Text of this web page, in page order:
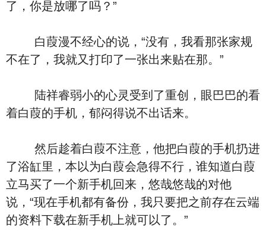
了，你是放哪了吗？”
白葭漫不经心的说，“没有，我看那张家规
不在了，我就又打印了一张出来贴在那。”
陆祥睿弱小的心灵受到了重创，眼巴巴的看
着白葭的手机，郁闷得说不出话来。
然后趁着白葭不注意，他把白葭的手机扔进
了浴缸里，本以为白葭会急得不行，谁知道白葭
立马买了一个新手机回来，悠哉悠哉的对他
说，“现在手机都有备份，我只要把之前存在云端
的资料下载在新手机上就可以了。”